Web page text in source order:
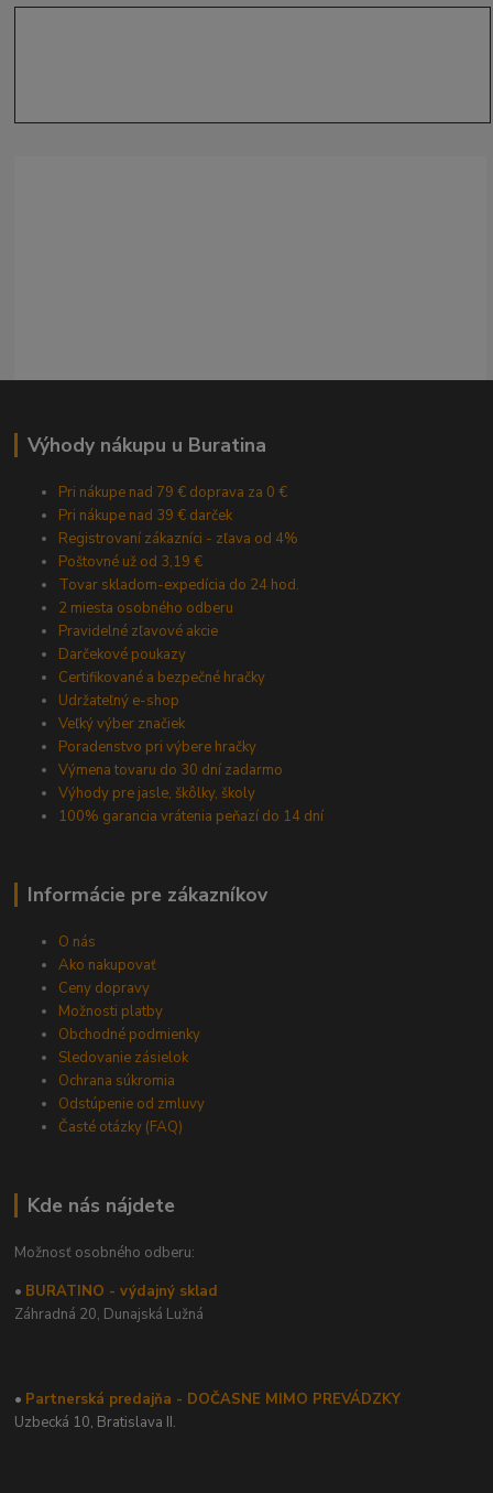
Výhody nákupu u Buratina
Pri nákupe nad 79 € doprava za 0 €
Pri nákupe nad 39 € darček
Registrovaní zákazníci - zľava od 4%
Poštovné už od 3,19 €
Tovar skladom-expedícia do 24 hod.
2 miesta osobného odberu
Pravidelné zľavové akcie
Darčekové poukazy
Certifikované a bezpečné hračky
Udržateľný e-shop
Veľký výber značiek
Poradenstvo pri výbere hračky
Výmena tovaru do 30 dní zadarmo
Výhody pre jasle, škôlky, školy
100% garancia vrátenia peňazí do 14 dní
Informácie pre zákazníkov
O nás
Ako nakupovať
Ceny dopravy
Možnosti platby
Obchodné podmienky
Sledovanie zásielok
Ochrana súkromia
Odstúpenie od zmluvy
Časté otázky (FAQ)
Kde nás nájdete
Možnosť osobného odberu:
• BURATINO - výdajný sklad
Záhradná 20, Dunajská Lužná
• Partnerská predajňa - DOČASNE MIMO PREVÁDZKY
Uzbecká 10, Bratislava II.